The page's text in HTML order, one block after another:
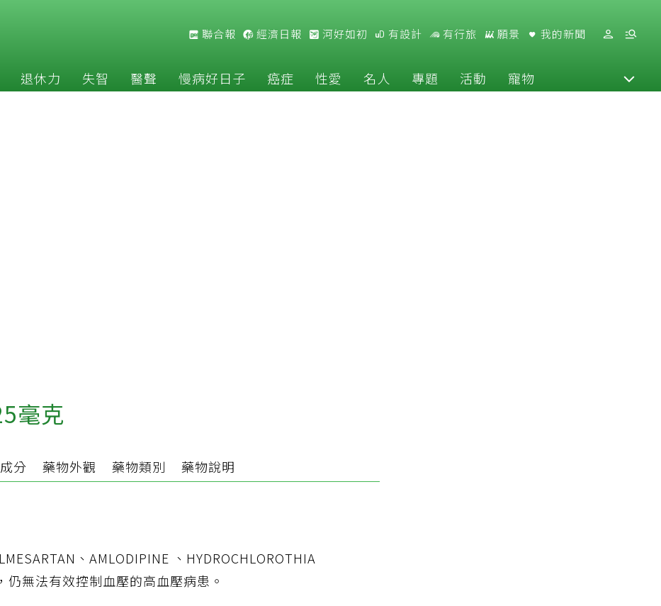
聯合報 經濟日報 河好如初 有設計 有行旅 願景 我的新聞
退休力 失智 醫聲 慢病好日子 癌症 性愛 名人 專題 活動 寵物
毫克
分 藥物外觀 藥物類別 藥物說明
、AMLODIPINE 、HYDROCHLOROTHIA
無法有效控制血壓的高血壓病患。